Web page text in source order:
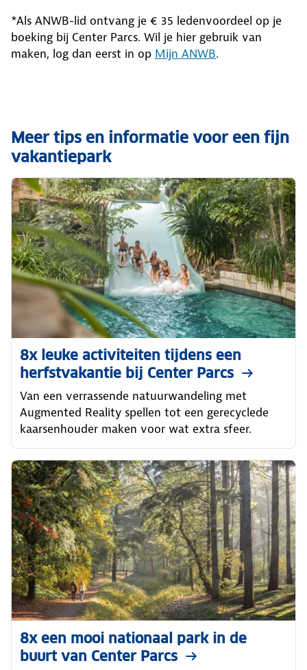
*Als ANWB-lid ontvang je € 35 ledenvoordeel op je
boeking bij Center Parcs. Wil je hier gebruik van
maken, log dan eerst in op Mijn ANWB.
Meer tips en informatie voor een fijn
vakantiepark
8x leuke activiteiten tijdens een
herfstvakantie bij Center Parcs
Van een verrassende natuurwandeling met
Augmented Reality spellen tot een gerecyclede
kaarsenhouder maken voor wat extra sfeer.
8x een mooi nationaal park in de
buurt van Center Parcs